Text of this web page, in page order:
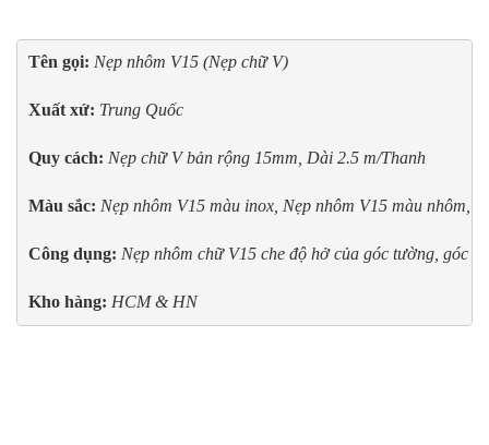
Tên gọi: Nẹp nhôm V15 (Nẹp chữ V)
Xuất xứ: Trung Quốc
Quy cách: Nẹp chữ V bản rộng 15mm, Dài 2.5 m/Thanh
Màu sắc: Nẹp nhôm V15 màu inox, Nẹp nhôm V15 màu nhôm,
Công dụng: Nẹp nhôm chữ V15 che độ hở của góc tường, góc
Kho hàng: HCM & HN